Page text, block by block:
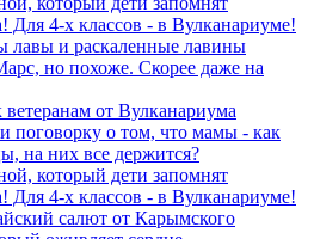
Для 4-х классов - в Вулканариуме!
лавы и раскаленные лавины
но похоже. Скорее даже на
от Вулканариума
поговорку о том, что мамы - как
на них все держится?
который дети запомнят
Для 4-х классов - в Вулканариуме!
салют от Карымского